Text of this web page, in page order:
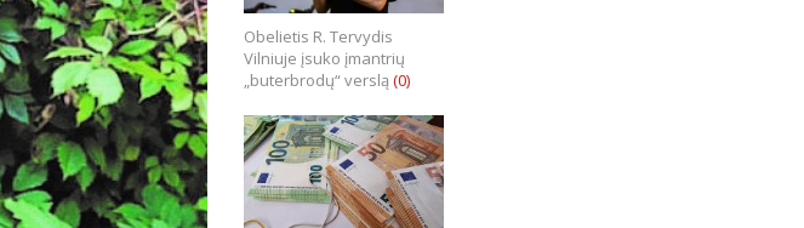
Obelietis R. Tervydis
Vilniuje įsuko įmantrių
„buterbrodų“ verslą (0)